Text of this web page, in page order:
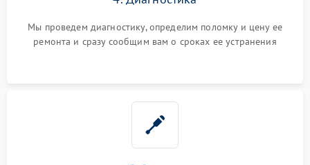
Мы проведем диагностику, определим поломку и цену ее
ремонта и сразу сообщим вам о сроках ее устранения